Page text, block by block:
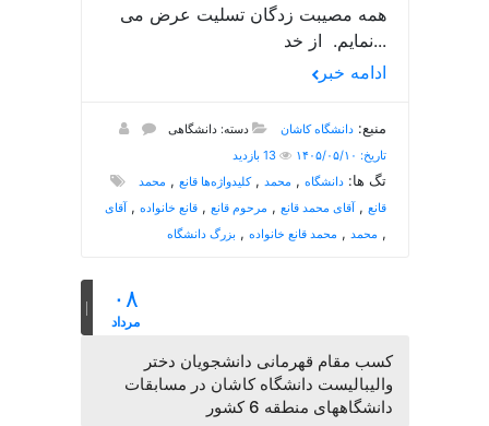
همه مصیبت زدگان تسلیت عرض می
نمایم. از خد...
ادامه خبر
منبع:دانشگاه کاشان
دسته: دانشگاهی
تاریخ: ۱۴۰۵/۰۵/۱۰
13 بازدید
تگ ها:دانشگاه , محمد ,کلیدواژه‌ها قانع , محمد
قانع ,آقای محمد قانع , مرحوم قانع ,قانع خانواده ,آقای
محمد , محمد قانع خانواده , بزرگ دانشگاه ,
۰۸
مرداد
کسب مقام قهرمانی دانشجویان دختر
والیبالیست دانشگاه کاشان در مسابقات
دانشگاههای منطقه 6 کشور